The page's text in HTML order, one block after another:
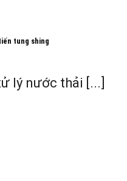
tung shing
lý nước thải [...]